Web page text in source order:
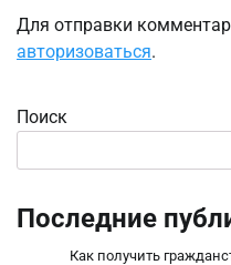
Для отправки
авторизоваться.
Поиск
Последние
Как получить